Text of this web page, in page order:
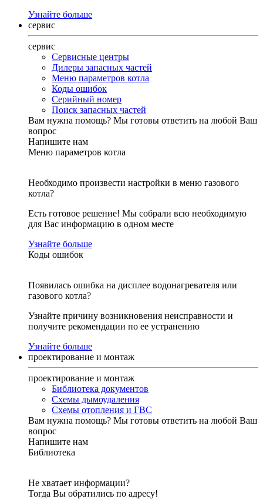
Узнайте больше
сервис
сервис
Сервисные центры
Дилеры запасных частей
Меню параметров котла
Коды ошибок
Серийный номер
Поиск запасных частей
Вам нужна помощь? Мы готовы ответить на любой Ваш
вопрос
Напишите нам
Меню параметров котла
Необходимо произвести настройки в меню газового
котла?
Есть готовое решение! Мы собрали всю необходимую
для Вас информацию в одном месте
Узнайте больше
Коды ошибок
Появилась ошибка на дисплее водонагревателя или
газового котла?
Узнайте причину возникновения неисправности и
получите рекомендации по ее устранению
Узнайте больше
проектирование и монтаж
проектирование и монтаж
Библиотека документов
Схемы дымоудаления
Схемы отопления и ГВС
Вам нужна помощь? Мы готовы ответить на любой Ваш
вопрос
Напишите нам
Библиотека
Не хватает информации?
Тогда Вы обратились по адресу!